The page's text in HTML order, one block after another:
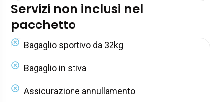
Servizi non inclusi nel
pacchetto
Bagaglio sportivo da 32kg
Bagaglio in stiva
Assicurazione annullamento